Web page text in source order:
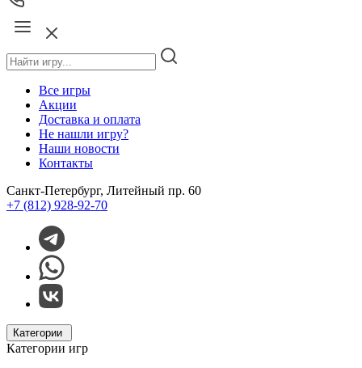
Все игры
Акции
Доставка и оплата
Не нашли игру?
Наши новости
Контакты
Санкт-Петербург, Литейный пр. 60
+7 (812) 928-92-70
Категории
Категории игр